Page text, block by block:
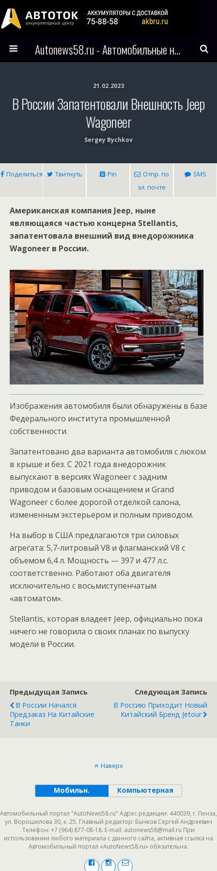
Autonews58.ru - Автомобильные новости Пензы и всего мира
21.02.2023
В России Запатентовали Внешность Jeep
Wagoneer
Sergey Bychkov
Поделиться Твитнуть Pin
Отпр. по
эл. почте
SMS
Американская компания Jeep, ныне
являющаяся частью концерна Stellantis,
запатентовала внешний вид внедорожника
Wagoneer в России.
Изображения автомобиля были обнаружены в базе
Федерального института промышленной
собственности.
Запатентовано два варианта автомобиля с люком
в крыше и без. С 2021 года внедорожник
выпускают в версиях Wagoneer с задним
приводом и базовым оснащением и Grand
Wagoneer с более дорогой отделкой салона,
измененным экстерьером и полным приводом.
На выбор в США предлагаются три силовых
агрегата: 5,7-литровый V8 и флагманский V8 с
объемом 6,4 л. Мощность — 397 и 477 л.с.
соответственно. Работают оба двигателя
исключительно с восьмиступенчатым
«автоматом».
Stellantis, которая владеет Jeep, официально пока
ничего не говорила о своих планах по выпуску
модели в России.
Предыдущая Запись
В России Начался
Предзаказ На Китайские
Танки
Следующая Запись
В Россию Приходит Новый
Китайский Бренд Jetour
Наверх
Мобильн. Компьютерная
Автомобильный портал "AutoNews58.ru" Адрес редакции: 440039, г. Пенза,
ул. Ворошилова 30, к. 25. Главный редактор: Бычков Сергей Андреевич
Телефон: +7 (964) 877-08-18. E-mail: autonews58@mail.ru При
использовании любого материала с данного сайта, активная ссылка на
Автомобильный портал «AutoNews58.ru» обязательна.